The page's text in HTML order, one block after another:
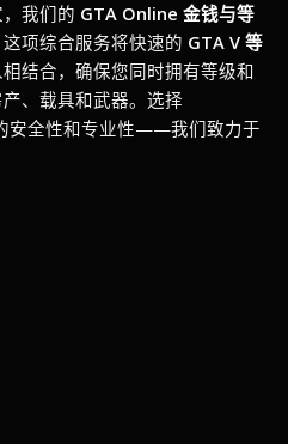
我们的 GTA Online 金钱与等
项综合服务将快速的 GTA V 等
结合，确保您同时拥有等级和
、载具和武器。选择
安全性和专业性——我们致力于